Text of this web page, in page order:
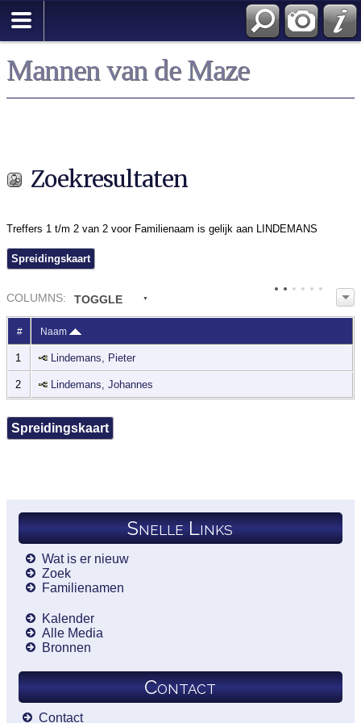
Mannen van de Maze
Zoekresultaten
Treffers 1 t/m 2 van 2 voor Familienaam is gelijk aan LINDEMANS
Spreidingskaart
COLUMNS: TOGGLE
# Naam
1 Lindemans, Pieter
2 Lindemans, Johannes
Spreidingskaart
Snelle Links
Wat is er nieuw
Zoek
Familienamen
Kalender
Alle Media
Bronnen
Contact
Contact